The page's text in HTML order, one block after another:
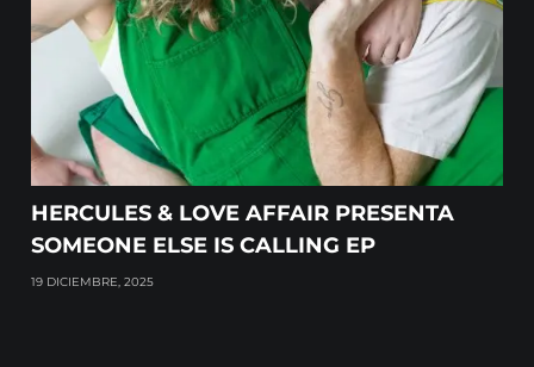
HERCULES & LOVE AFFAIR PRESENTA
SOMEONE ELSE IS CALLING EP
19 DICIEMBRE, 2025